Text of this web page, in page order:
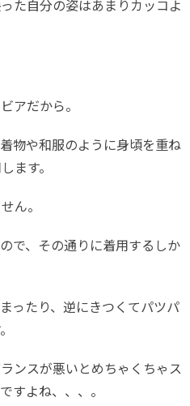
た自分の姿はあまりカッコよ
アだから。
物や和服のように身頃を重ね
ます。
ん。
で、その通りに着用するしか
ったり、逆にきつくてパツパ
ンスが悪いとめちゃくちゃス
すよね、、、。